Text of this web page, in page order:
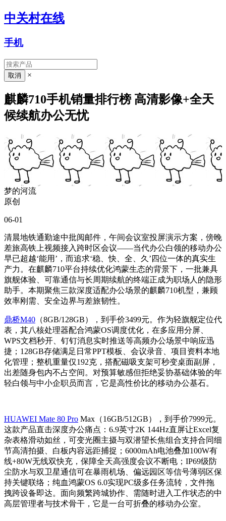
中关村在线
手机
×
麒麟710手机销量排行榜 高清影像+全天
候续航办公无忧
梦的河流
原创
06-01
清晨地铁通勤途中批阅邮件，午间会议室投屏演示方案，傍晚
差旅高铁上视频接入跨时区会议——当代办公白领的移动办公
早已超越‘能用’，而追求‘稳、快、全、久’四位一体的真实生
产力。在麒麟710平台持续优化鸿蒙生态的背景下，一批兼具
旗舰体验、可靠通信与长周期续航的终端正成为职场人的隐形
助手。本期聚焦三款深度适配办公场景的麒麟710机型，兼顾
效率刚需、安全边界与差旅韧性。
鼎桥M40 （8GB/128GB），到手价3499元。作为轻旗舰定位代
表，其八核处理器配合鸿蒙OS调度优化，在多应用分屏、
WPS文档秒开、钉钉消息实时推送等高频办公场景中响应迅
捷；128GB存储满足日常PPT模板、会议录音、项目资料本地
化管理；整机重量仅192克，搭配磁吸支架可秒变桌面副屏，
出差随身包内不占空间。对预算敏感但拒绝妥协基础体验的年
轻白领与中小企职员而言，它是高性价比的移动办公基石。
HUAWEI Mate 80 Pro Max（16GB/512GB），到手价7999元。
这款产品直击深度办公痛点：6.9英寸2K 144Hz直屏让Excel复
杂表格滑动如丝，可变光圈主摄与双潜望长焦组合支持合同细
节高清拍摄、白板内容远距捕捉；6000mAh电池叠加100W有
线+80W无线双快充，保障全天高强度会议不断电；IP69级防
尘防水与双卫星通信可在暴雨机场、偏远园区等信号薄弱区保
持关键联络；纯血鸿蒙OS 6.0实现PC级多任务流转，文件拖
拽跨设备即达。面向频繁跨城协作、需随时进入工作状态的中
高层管理者与技术骨干，它是一台可折叠的移动办公室。